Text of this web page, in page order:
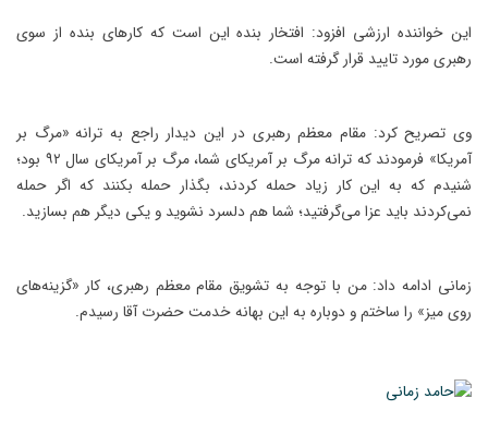
این خواننده ارزشی افزود: افتخار بنده این است که کارهای بنده از سوی
رهبری مورد تایید قرار گرفته است.
وی تصریح کرد: مقام معظم رهبری در این دیدار راجع به ترانه «مرگ بر
آمریکا» فرمودند که ترانه مرگ بر آمریکای شما، مرگ بر آمریکای سال ۹۲ بود؛
شنیدم که به این کار زیاد حمله کردند، بگذار حمله بکنند که اگر حمله
نمی‌کردند باید عزا می‌گرفتید؛ شما هم دلسرد نشوید و یکی دیگر هم بسازید.
زمانی ادامه داد: من با توجه به تشویق مقام معظم رهبری، کار «گزینه‌های
روی میز» را ساختم و دوباره به این بهانه خدمت حضرت آقا رسیدم.